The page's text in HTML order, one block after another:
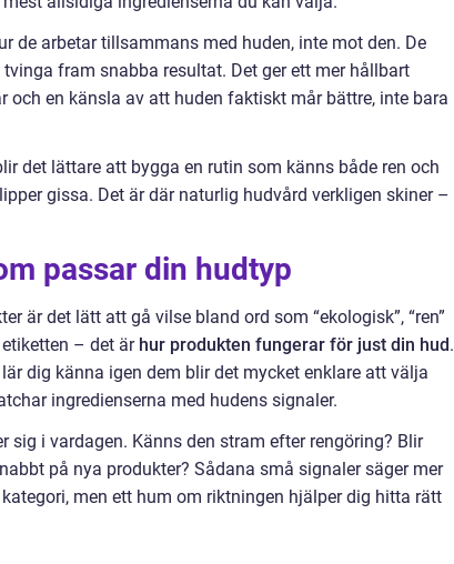
de arbetar tillsammans med huden, inte mot den. De
fram snabba resultat. Det ger ett mer hållbart
och en känsla av att huden faktiskt mår bättre, inte bara
det lättare att bygga en rutin som känns både ren och
gissa. Det är där naturlig hudvård verkligen skiner –
passar din hudtyp
är det lätt att gå vilse bland ord som “ekologisk”, “ren”
– det är hur produkten fungerar för just din hud.
dig känna igen dem blir det mycket enklare att välja
ingredienserna med hudens signaler.
i vardagen. Känns den stram efter rengöring? Blir
på nya produkter? Sådana små signaler säger mer
men ett hum om riktningen hjälper dig hitta rätt